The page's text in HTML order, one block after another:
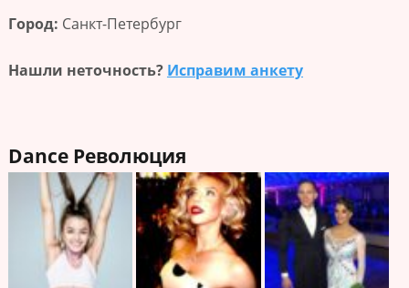
Город: Санкт-Петербург
Нашли неточность? Исправим анкету
Dance Революция